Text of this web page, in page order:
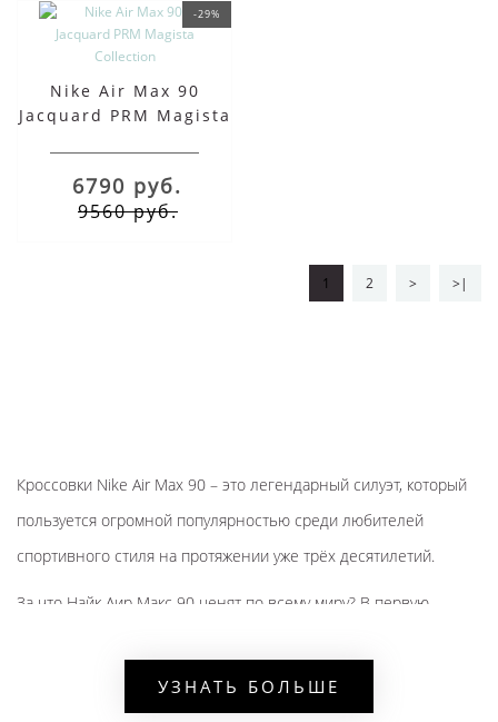
-29%
Nike Air Max 90
Jacquard PRM Magista
6790 руб.
9560 руб.
1 2 > >|
Кроссовки Nike Air Max 90 – это легендарный силуэт, который
пользуется огромной популярностью среди любителей
спортивного стиля на протяжении уже трёх десятилетий.
За что Найк Аир Макс 90 ценят по всему миру? В первую
эффектно контрастирует с основным цветом верха. Грамотно
УЗНАТЬ БОЛЬШЕ